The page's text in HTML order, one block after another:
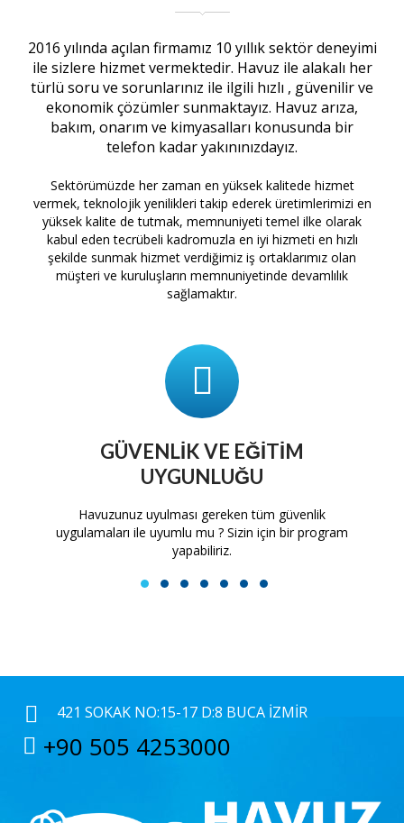
2016 yılında açılan firmamız 10 yıllık sektör deneyimi
ile sizlere hizmet vermektedir. Havuz ile alakalı her
türlü soru ve sorunlarınız ile ilgili hızlı , güvenilir ve
ekonomik çözümler sunmaktayız. Havuz arıza,
bakım, onarım ve kimyasalları konusunda bir
telefon kadar yakınınızdayız.
Sektörümüzde her zaman en yüksek kalitede hizmet
vermek, teknolojik yenilikleri takip ederek üretimlerimizi en
yüksek kalite de tutmak, memnuniyeti temel ilke olarak
kabul eden tecrübeli kadromuzla en iyi hizmeti en hızlı
şekilde sunmak hizmet verdiğimiz iş ortaklarımız olan
müşteri ve kuruluşların memnuniyetinde devamlılık
sağlamaktır.
GÜVENLIK VE EĞITIM
UYGUNLUĞU
Havuzunuz uyulması gereken tüm güvenlik
uygulamaları ile uyumlu mu ? Sizin için bir program
yapabiliriz.
1 2 3 4 5 6 7
421 SOKAK NO:15-17 D:8 BUCA İZMIR
+90 505 4253000